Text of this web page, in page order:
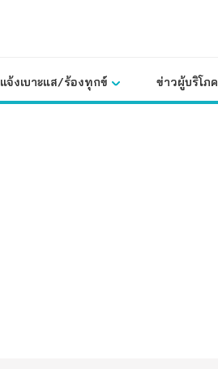
แจ้งเบาะแส/ร้องทุกข์ ข่าวผู้บริโภค